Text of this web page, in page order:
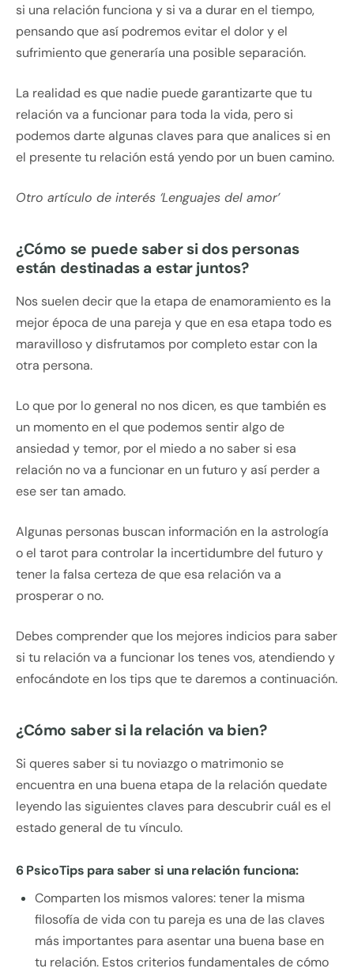
si una relación funciona y si va a durar en el tiempo,
pensando que así podremos evitar el dolor y el
sufrimiento que generaría una posible separación.
La realidad es que nadie puede garantizarte que tu
relación va a funcionar para toda la vida, pero si
podemos darte algunas claves para que analices si en
el presente tu relación está yendo por un buen camino.
Otro artículo de interés ‘Lenguajes del amor’
¿Cómo se puede saber si dos personas
están destinadas a estar juntos?
Nos suelen decir que la etapa de enamoramiento es la
mejor época de una pareja y que en esa etapa todo es
maravilloso y disfrutamos por completo estar con la
otra persona.
Lo que por lo general no nos dicen, es que también es
un momento en el que podemos sentir algo de
ansiedad y temor, por el miedo a no saber si esa
relación no va a funcionar en un futuro y así perder a
ese ser tan amado.
Algunas personas buscan información en la astrología
o el tarot para controlar la incertidumbre del futuro y
tener la falsa certeza de que esa relación va a
prosperar o no.
Debes comprender que los mejores indicios para saber
si tu relación va a funcionar los tenes vos, atendiendo y
enfocándote en los tips que te daremos a continuación.
¿Cómo saber si la relación va bien?
Si queres saber si tu noviazgo o matrimonio se
encuentra en una buena etapa de la relación quedate
leyendo las siguientes claves para descubrir cuál es el
estado general de tu vínculo.
6 PsicoTips para saber si una relación funciona:
Comparten los mismos valores: tener la misma
filosofía de vida con tu pareja es una de las claves
más importantes para asentar una buena base en
tu relación. Estos criterios fundamentales de cómo